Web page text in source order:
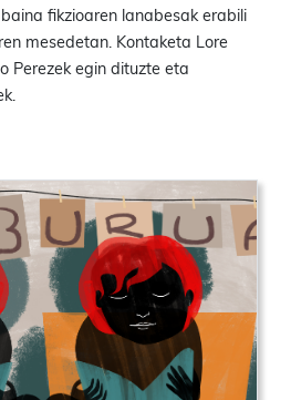
fikzioaren lanabesak erabili
mesedetan. Kontaketa Lore
Perezek egin dituzte eta